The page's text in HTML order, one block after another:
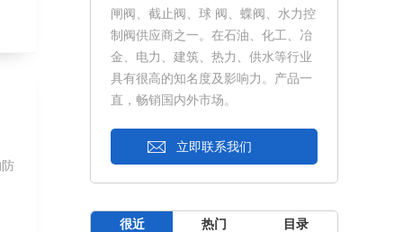
闸阀、截止阀、球 阀、蝶阀、水力控
制阀供应商之一。在石油、化工、冶
金、电力、建筑、热力、供水等行业
具有很高的知名度及影响力。产品一
直，畅销国内外市场。
立即联系我们
很近 热门 目录